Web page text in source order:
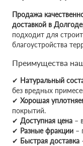
Продажа
доставкой в
подходит для
благоустройства
Преимущества
✔ Натуральный
без вредных
✔ Хорошая
покрытий.
✔ Доступная цена –
✔ Разные фракции –
✔ Быстрая доставка